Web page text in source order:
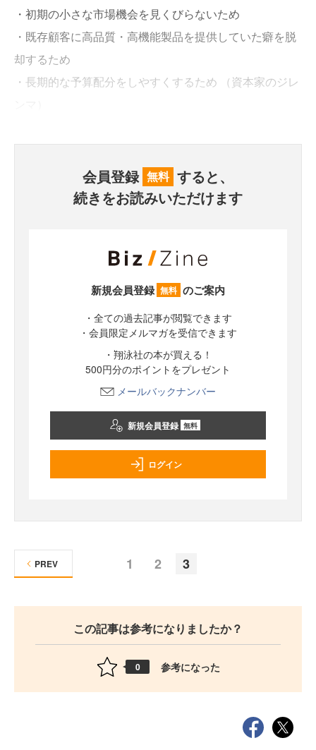
・初期の小さな市場機会を見くびらないため
・既存顧客に高品質・高機能製品を提供していた癖を脱
却するため
・長期的な予算配分をしやすくするため （資本家のジレ
会員登録 無料 すると、
続きをお読みいただけます
新規会員登録 無料 のご案内
・全ての過去記事が閲覧できます
・会員限定メルマガを受信できます
・翔泳社の本が買える！
500円分のポイントをプレゼント
メールバックナンバー
新規会員登録 無料
ログイン
1 2 3
PREV
この記事は参考になりましたか？
0 参考になった